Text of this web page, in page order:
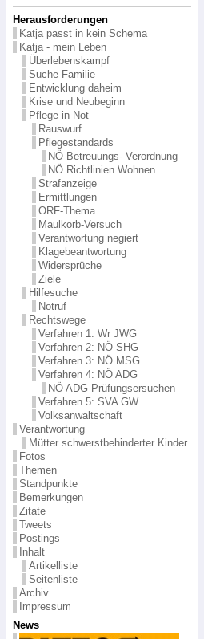
Herausforderungen
Katja passt in kein Schema
Katja - mein Leben
Überlebenskampf
Suche Familie
Entwicklung daheim
Krise und Neubeginn
Pflege in Not
Rauswurf
Pflegestandards
NÖ Betreuungs- Verordnung
NÖ Richtlinien Wohnen
Strafanzeige
Ermittlungen
ORF-Thema
Maulkorb-Versuch
Verantwortung negiert
Klagebeantwortung
Widersprüche
Ziele
Hilfesuche
Notruf
Rechtswege
Verfahren 1: Wr JWG
Verfahren 2: NÖ SHG
Verfahren 3: NÖ MSG
Verfahren 4: NÖ ADG
NÖ ADG Prüfungsersuchen
Verfahren 5: SVA GW
Volksanwaltschaft
Verantwortung
Mütter schwerstbehinderter Kinder
Fotos
Themen
Standpunkte
Bemerkungen
Zitate
Tweets
Postings
Inhalt
Artikelliste
Seitenliste
Archiv
Impressum
News